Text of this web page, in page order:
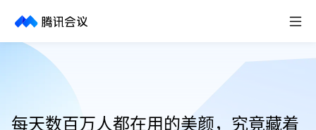
取消
历史搜索
每天数百万人都在用的美颜，究竟藏着